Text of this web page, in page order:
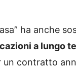
ha anche
a lungo
contratto